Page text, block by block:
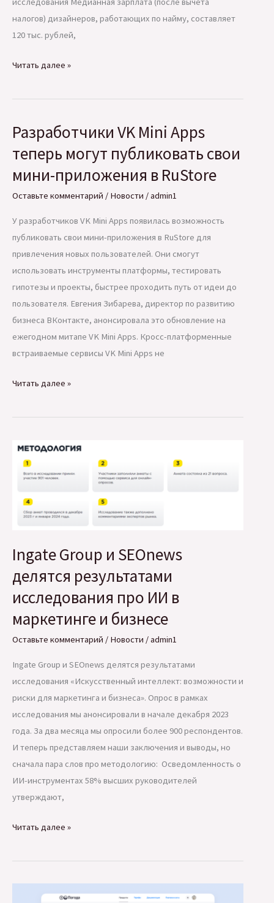
налогов) дизайнеров, работающих по найму, составляет
120 тыс. рублей,
Сколько
дизайнеры
России.
Тинькофф
Журнал
Читать далее »
Разработчики VK Mini Apps
теперь могут публиковать свои
мини-приложения в RuStore
Оставьте комментарий / Новости /admin1
У разработчиков VK Mini Apps появилась возможность
публиковать свои мини-приложения в RuStore для
привлечения новых пользователей. Они смогут
использовать инструменты платформы, тестировать
гипотезы и проекты, быстрее проходить путь от идеи до
пользователя. Евгения Зибарева, директор по развитию
бизнеса ВКонтакте, анонсировала это обновление на
ежегодном митапе VK Mini Apps. Кросс-платформенные
встраиваемые сервисы VK Mini Apps не
Разработчики
Mini
теперь
могут
публиковать
свои
мини-
в
RuStore
Читать далее »
Ingate Group и SEOnews
делятся результатами
исследования про ИИ в
маркетинге и бизнесе
Оставьте комментарий / Новости /admin1
Ingate Group и SEOnews делятся результатами
исследования «Искусственный интеллект: возможности и
риски для маркетинга и бизнеса». Опрос в рамках
исследования мы анонсировали в начале декабря 2023
года. За два месяца мы опросили более 900 респондентов.
И теперь представляем наши заключения и выводы, но
сначала пара слов про методологию: Осведомленность о
ИИ-инструментах 58% высших руководителей
утверждают,
Ingate
и
делятся
Читать далее »